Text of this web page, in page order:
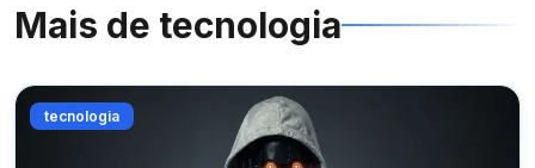
Mais de tecnologia
tecnologia